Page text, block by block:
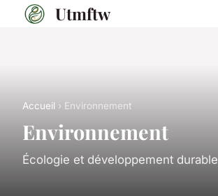
Utmftw
Accueil › Environnement
Environnement
Écologie et développement durable